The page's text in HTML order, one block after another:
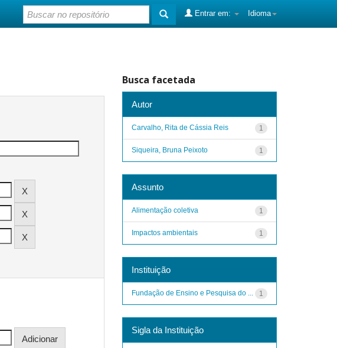
Idioma
Entrar em:
Busca facetada
Autor
1
Carvalho, Rita de Cássia Reis
1
Siqueira, Bruna Peixoto
Assunto
1
Alimentação coletiva
1
Impactos ambientais
Instituição
1
Fundação de Ensino e Pesquisa do ...
Sigla da Instituição